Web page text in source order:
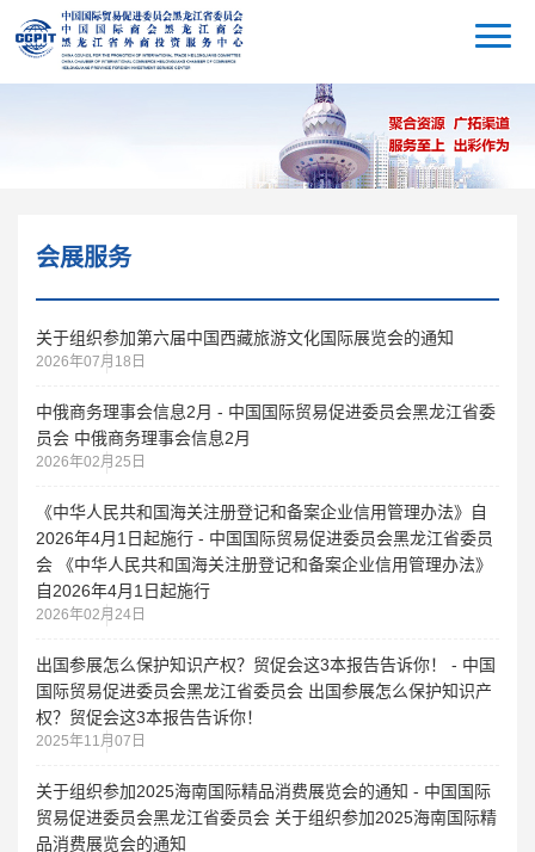
会展服务
关于组织参加第六届中国西藏旅游文化国际展览会的通知
2026年07月18日
中俄商务理事会信息2月 - 中国国际贸易促进委员会黑龙江省委
员会 中俄商务理事会信息2月
2026年02月25日
《中华人民共和国海关注册登记和备案企业信用管理办法》自
2026年4月1日起施行 - 中国国际贸易促进委员会黑龙江省委员
会 《中华人民共和国海关注册登记和备案企业信用管理办法》
自2026年4月1日起施行
2026年02月24日
出国参展怎么保护知识产权？贸促会这3本报告告诉你！ - 中国
国际贸易促进委员会黑龙江省委员会 出国参展怎么保护知识产
权？贸促会这3本报告告诉你！
2025年11月07日
关于组织参加2025海南国际精品消费展览会的通知 - 中国国际
贸易促进委员会黑龙江省委员会 关于组织参加2025海南国际精
品消费展览会的通知